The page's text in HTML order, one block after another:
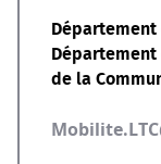
de la